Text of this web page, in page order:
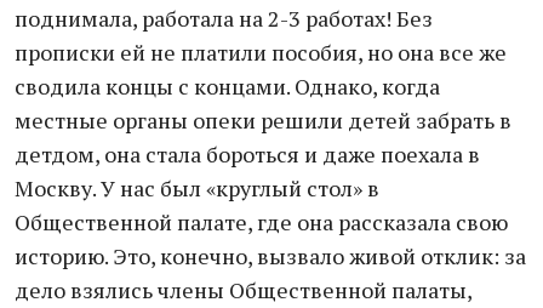
поднимала, работала на 2-3 работах! Без
прописки ей не платили пособия, но она все же
сводила концы с концами. Однако, когда
местные органы опеки решили детей забрать в
детдом, она стала бороться и даже поехала в
Москву. У нас был «круглый стол» в
Общественной палате, где она рассказала свою
историю. Это, конечно, вызвало живой отклик: за
дело взялись члены Общественной палаты,